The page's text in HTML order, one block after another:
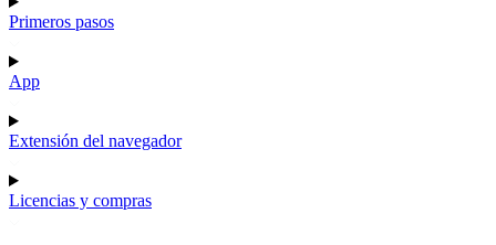
Primeros pasos
App
Extensión del navegador
Licencias y compras